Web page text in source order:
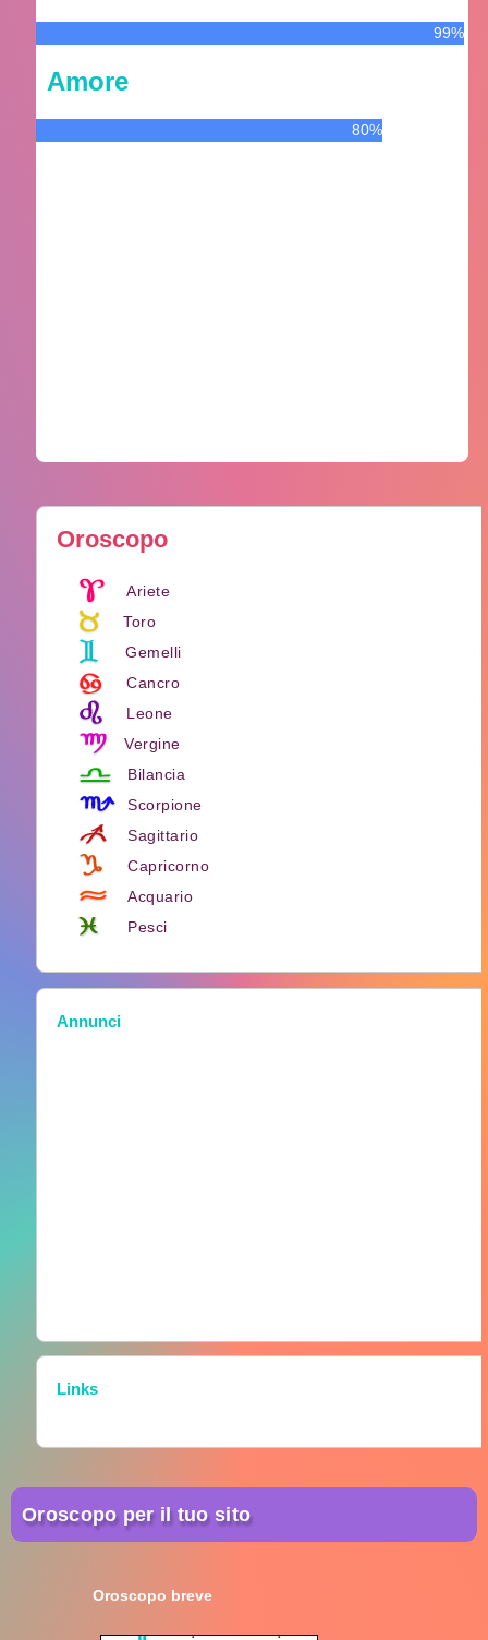
Oroscopo
Ariete
Toro
Gemelli
Cancro
Leone
Vergine
Bilancia
Scorpione
Sagittario
Capricorno
Acquario
Pesci
Annunci
Links
99%
Amore
80%
Oroscopo per il tuo sito
Oroscopo breve